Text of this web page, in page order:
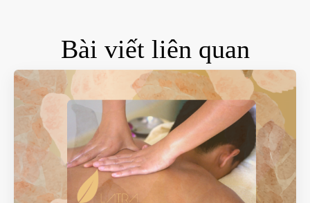
Bài viết liên quan